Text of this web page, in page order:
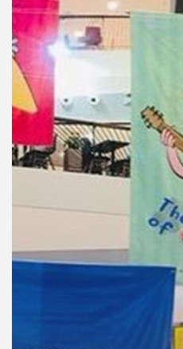
เพล
ย์
ลิ
สต์
ของ
คุณ
เพลง